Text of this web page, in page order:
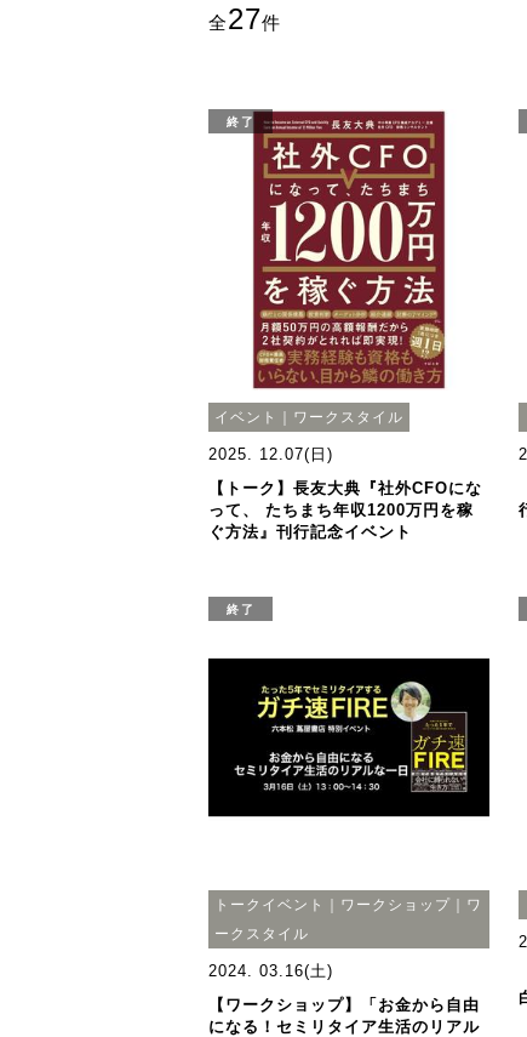
全27件
終了
イベント｜ワークスタイル
2025. 12.07(日)
【トーク】長友大典『社外CFOにな
って、 たちまち年収1200万円を稼
ぐ方法』刊行記念イベント
終了
トークイベント｜ワークショップ｜ワ
ークスタイル
2024. 03.16(土)
【ワークショップ】「お金から自由
になる！セミリタイア生活のリアル